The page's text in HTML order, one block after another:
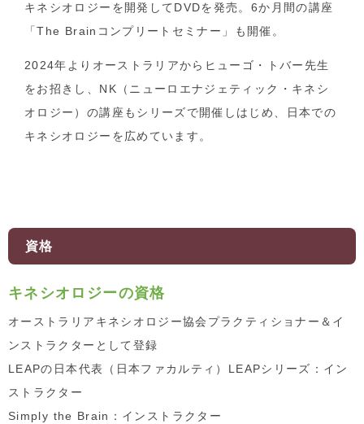
キネシオロジーを開発してDVDを発売。6か月間の講座
「The Brainコンプリートセミナー」も開催。
2024年よりオーストラリアからヒューゴ・トバー先生
をお招きし、NK（ニューロエナジェティック・キネシ
オロジー）の講座もシリーズで開催しはじめ、日本での
キネシオロジーを広めています。
資格
キネシオロジーの資格
オーストラリアキネシオロジー協会プラクティショナー＆イ
ンストラクターとして登録
LEAPの日本代表（日本ファカルティ）LEAPシリーズ：イン
ストラクター
Simply the Brain：インストラクター